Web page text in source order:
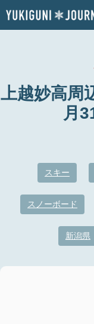
上越妙高周
月
スキー
スノーボード
新潟県